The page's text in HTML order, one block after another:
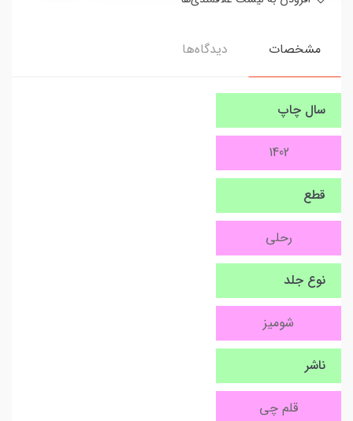
مشخصات دیدگاه‌ها
سال چاپ
1402
قطع
رحلی
نوع جلد
شومیز
ناشر
قلم چی